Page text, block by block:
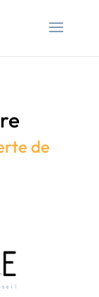
de